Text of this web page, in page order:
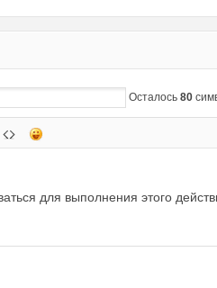
Осталось 80
для выполнения этого